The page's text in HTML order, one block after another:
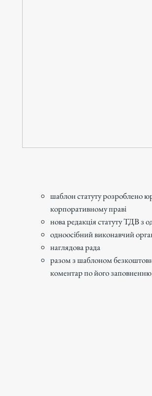
шаблон статуту розроблено
корпоративному праві
нова редакція статуту ТДВ з
одноосібний виконавчий
наглядова рада
разом з шаблоном
коментар по його заповненню